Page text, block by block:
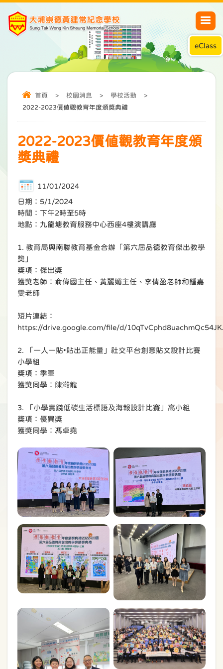
eClass
首頁 > 校園消息 > 學校活動
>
2022-2023價值觀教育年度頒獎典禮
2022-2023價值觀教育年度頒
獎典禮
11/01/2024
日期：5/1/2024
時間：下午2時至5時
地點：九龍塘教育服務中心西座4樓演講廳
1. 教育局與南聯教育基金合辦「第六屆品德教育傑出教學
獎」
獎項：傑出獎
獲獎老師：俞偉國主任、黃麗媚主任、李倩盈老師和鍾嘉
雯老師
短片連結：
https://drive.google.com/file/d/
2. 「一人一貼•貼出正能量」社交平台創意貼文設計比賽
小學組
獎項：季軍
獲獎同學：陳澔龍
3. 「小學實踐低碳生活標語及海報設計比賽」高小組
獎項：優異獎
獲獎同學：馮卓堯